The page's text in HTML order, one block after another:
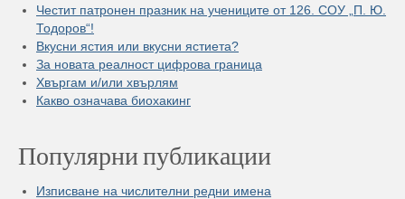
Честит патронен празник на учениците от 126. СОУ „П. Ю.
Тодоров“!
Вкусни ястия или вкусни ястиета?
За новата реалност цифрова граница
Хвъргам и/или хвърлям
Какво означава биохакинг
Популярни публикации
Изписване на числителни редни имена